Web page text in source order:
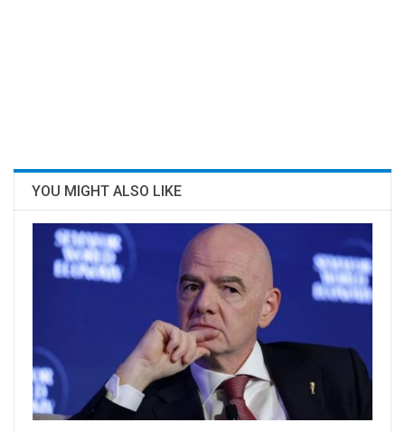
YOU MIGHT ALSO LIKE